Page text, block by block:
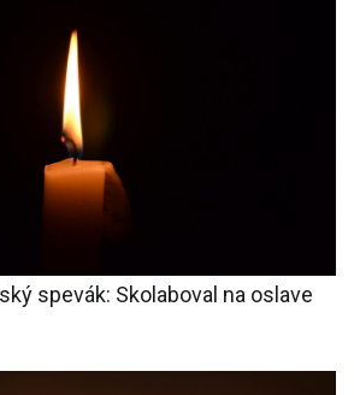
spevák: Skolaboval na oslave